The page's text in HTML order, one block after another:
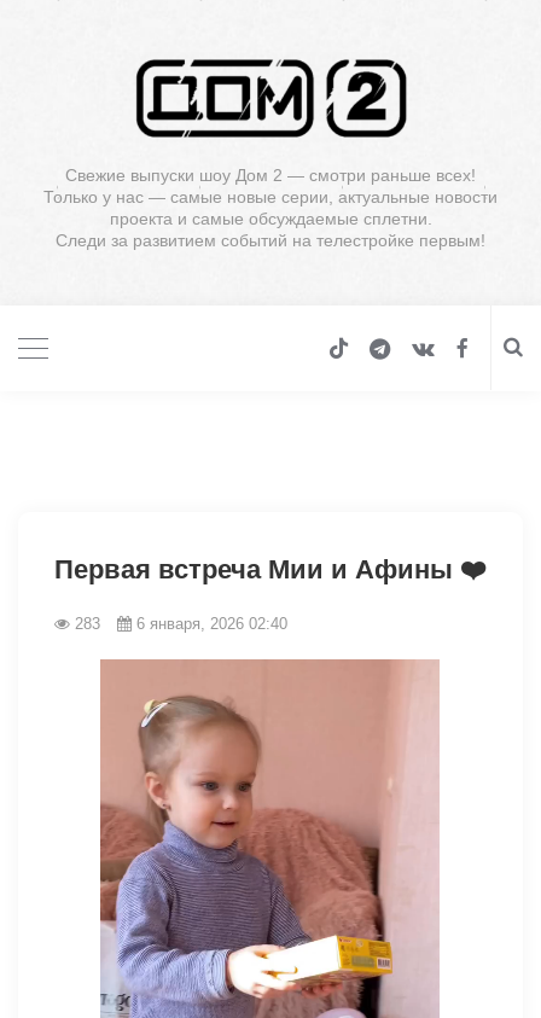
Свежие выпуски шоу Дом 2 — смотри раньше всех!
Только у нас — самые новые серии, актуальные новости
проекта и самые обсуждаемые сплетни.
Следи за развитием событий на телестройке первым!
Первая встреча Мии и Афины ❤️
283 6 января, 2026 02:40